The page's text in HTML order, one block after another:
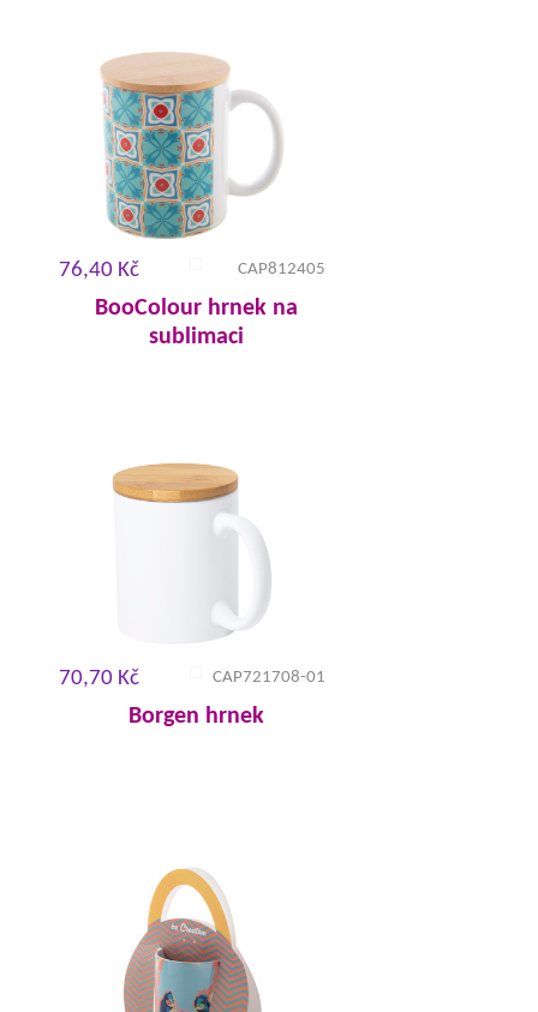
76,40 Kč CAP812405
BooColour hrnek na
sublimaci
70,70 Kč CAP721708-01
Borgen hrnek